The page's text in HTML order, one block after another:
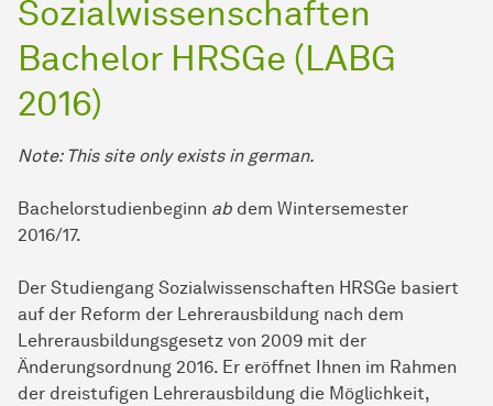
Sozialwissenschaften
Bachelor HRSGe (LABG
2016)
Note: This site only exists in german.
Bachelorstudienbeginn ab dem Wintersemester
2016/17.
Der Studiengang Sozialwissenschaften HRSGe basiert
auf der Reform der Lehrerausbildung nach dem
Lehrerausbildungsgesetz von 2009 mit der
Änderungsordnung 2016. Er eröffnet Ihnen im Rahmen
der dreistufigen Lehrerausbildung die Möglichkeit,